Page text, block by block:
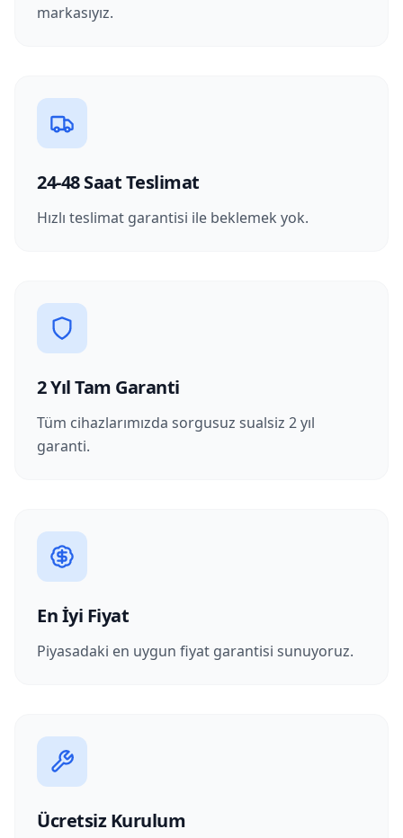
markasıyız.
24-48 Saat Teslimat
Hızlı teslimat garantisi ile beklemek yok.
2 Yıl Tam Garanti
Tüm cihazlarımızda sorgusuz sualsiz 2 yıl
garanti.
En İyi Fiyat
Piyasadaki en uygun fiyat garantisi sunuyoruz.
Ücretsiz Kurulum